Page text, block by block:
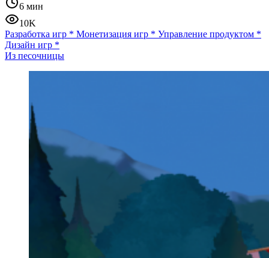
6 мин
10K
Разработка игр * Монетизация игр * Управление продуктом *
Дизайн игр *
Из песочницы